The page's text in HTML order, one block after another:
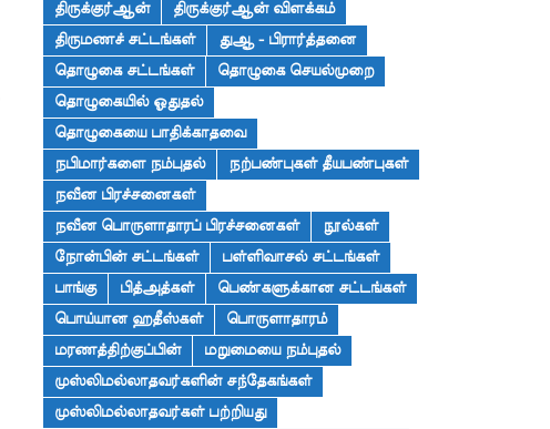
திருக்குர்ஆன்
திருக்குர்ஆன் விளக்கம்
திருமணச் சட்டங்கள்
துஆ - பிரார்த்தனை
தொழுகை சட்டங்கள்
தொழுகை செயல்முறை
தொழுகையில் ஓதுதல்
தொழுகையை பாதிக்காதவை
நபிமார்களை நம்புதல்
நற்பண்புகள் தீயபண்புகள்
நவீன பிரச்சனைகள்
நவீன பொருளாதாரப் பிரச்சனைகள்
நூல்கள்
நோன்பின் சட்டங்கள்
பள்ளிவாசல் சட்டங்கள்
பாங்கு
பித்அத்கள்
பெண்களுக்கான சட்டங்கள்
பொய்யான ஹதீஸ்கள்
பொருளாதாரம்
மரணத்திற்குப்பின்
மறுமையை நம்புதல்
முஸ்லிமல்லாதவர்களின் சந்தேகங்கள்
முஸ்லிமல்லாதவர்கள் பற்றியது